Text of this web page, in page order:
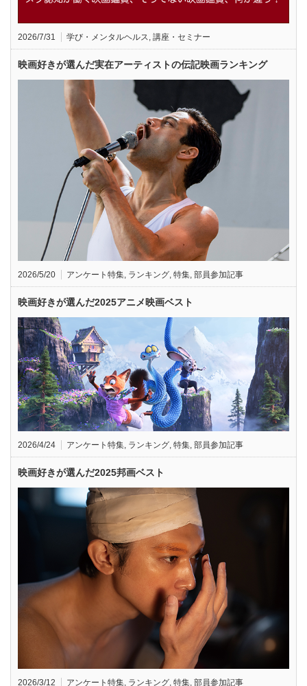
2026/7/31 学び・メンタルヘルス, 講座・セミナー
映画好きが選んだ実在アーティストの伝記映画ランキング
2026/5/20 アンケート特集, ランキング, 特集, 部員参加記事
映画好きが選んだ2025アニメ映画ベスト
2026/4/24 アンケート特集 ランキング 特集 部員参加記事
映画好きが選んだ2025邦画ベスト
2026/3/12 アンケート特集 ランキング 特集 部員参加記事